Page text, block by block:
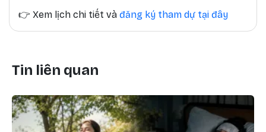
👉 Xem lịch chi tiết và đăng ký tham dự tại đây
Tin liên quan